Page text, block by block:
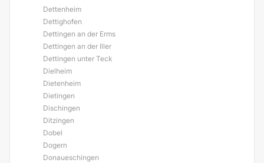
Dettenheim
Dettighofen
Dettingen an der Erms
Dettingen an der Iller
Dettingen unter Teck
Dielheim
Dietenheim
Dietingen
Dischingen
Ditzingen
Dobel
Dogern
Donaueschingen